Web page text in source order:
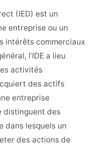
(IED) est un
entreprise ou un
intérêts commerciaux
l’IDE a lieu
activités
des actifs
entreprise
distinguent des
dans lesquels un
des actions de